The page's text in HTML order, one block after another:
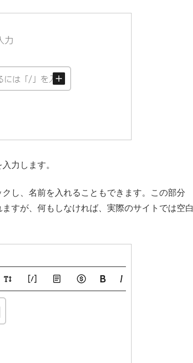
力します。
し、名前を入れることもできます。この部分
すが、何もしなければ、実際のサイトでは空白